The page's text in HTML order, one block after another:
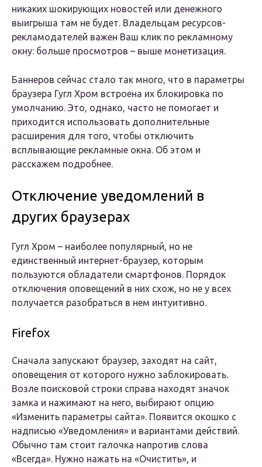
никаких шокирующих новостей или денежного
выигрыша там не будет. Владельцам ресурсов-
рекламодателей важен Ваш клик по рекламному
окну: больше просмотров – выше монетизация.
Баннеров сейчас стало так много, что в параметры
браузера Гугл Хром встроена их блокировка по
умолчанию. Это, однако, часто не помогает и
приходится использовать дополнительные
расширения для того, чтобы отключить
всплывающие рекламные окна. Об этом и
расскажем подробнее.
Отключение уведомлений в
других браузерах
Гугл Хром – наиболее популярный, но не
единственный интернет-браузер, которым
пользуются обладатели смартфонов. Порядок
отключения оповещений в них схож, но не у всех
получается разобраться в нем интуитивно.
Firefox
Сначала запускают браузер, заходят на сайт,
оповещения от которого нужно заблокировать.
Возле поисковой строки справа находят значок
замка и нажимают на него, выбирают опцию
«Изменить параметры сайта». Появится окошко с
надписью «Уведомления» и вариантами действий.
Обычно там стоит галочка напротив слова
«Всегда». Нужно нажать на «Очистить», и